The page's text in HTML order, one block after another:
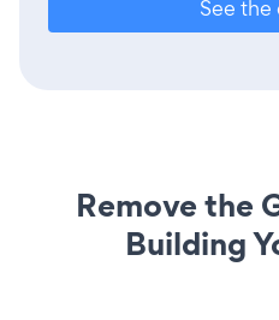
See the
Remove the
Building